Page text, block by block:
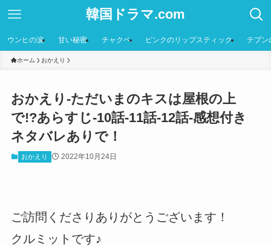
韓国ドラマ.com
ウンヒの涙 甘い秘密 チャクペ ピンクのリップスティック テプン
ホーム おかえり
おかえり-ただいまのキスは屋根の上
で!?あらすじ-10話-11話-12話-感想付き
ネタバレありで！
おかえり 2022年10月24日
ご訪問くださりありがとうございます！
クルミットです♪